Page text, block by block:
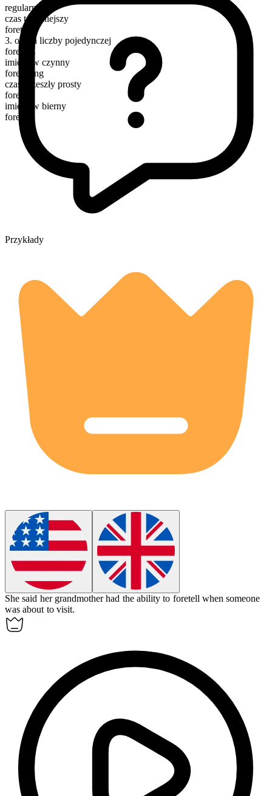
regularny
czas teraźniejszy
foretell
3. osoba liczby pojedynczej
foretells
imiesłów czynny
foretelling
czas przeszły prosty
foretold
imiesłów bierny
foretold
Przykłady
She said her grandmother had the ability to foretell when someone
was about to visit.